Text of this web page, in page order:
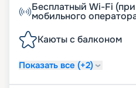
Бесплатный Wi-Fi
мобильного
Каюты с балконом
Показать все (+2)